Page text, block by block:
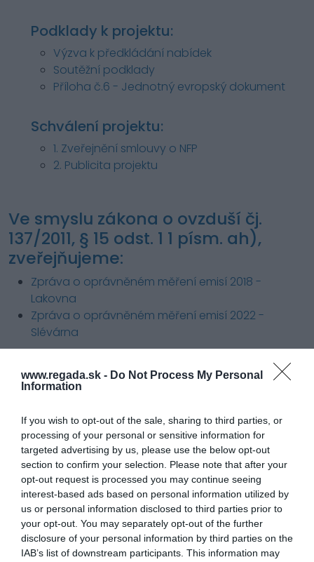
www.regada.sk - Do Not Process My Personal
Information
If you wish to opt-out of the sale, sharing to third parties, or
processing of your personal or sensitive information for
targeted advertising by us, please use the below opt-out
section to confirm your selection. Please note that after your
opt-out request is processed you may continue seeing
interest-based ads based on personal information utilized by
us or personal information disclosed to third parties prior to
your opt-out. You may separately opt-out of the further
disclosure of your personal information by third parties on the
IAB’s list of downstream participants. This information may
Podklady k projektu:
Výzva k předkládání nabídek
Soutěžní podklady
Příloha č.6 - Jednotný evropský dokument
Schválení projektu:
1. Zveřejnění smlouvy o NFP
2. Publicita projektu
Ve smyslu zákona o ovzduší čj.
137/2011, § 15 odst. 1 1 písm. ah),
zveřejňujeme:
Zpráva o oprávněném měření emisí 2018 -
Lakovna
Zpráva o oprávněném měření emisí 2022 -
Slévárna
Buďte s REGADOU vždy o krok napřed.
Získejte exkluzivní produktové novinky, odborné tipy a aktuality
ze světa automatizace – přímo do vaší e-mailové schránky.
Přihlaste se k odběru newsletteru a mějte přehled o tom
nejdůležitějším.
Odeslat
Souhlasím se zpracováním osobních údajů.Zásady ochrany
osobních údajů